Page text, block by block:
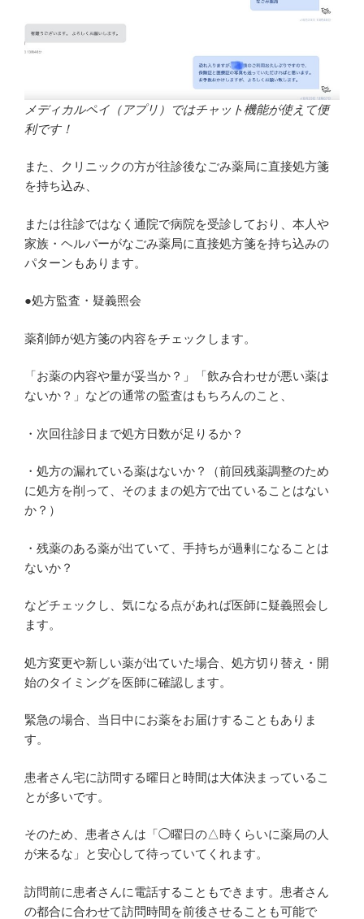
メディカルペイ（アプリ）ではチャット機能が使えて便
利です！
また、クリニックの方が往診後なごみ薬局に直接処方箋
を持ち込み、
または往診ではなく通院で病院を受診しており、本人や
家族・ヘルパーがなごみ薬局に直接処方箋を持ち込みの
パターンもあります。
●処方監査・疑義照会
薬剤師が処方箋の内容をチェックします。
「お薬の内容や量が妥当か？」「飲み合わせが悪い薬は
ないか？」などの通常の監査はもちろんのこと、
・次回往診日まで処方日数が足りるか？
・処方の漏れている薬はないか？（前回残薬調整のため
に処方を削って、そのままの処方で出ていることはない
か？）
・残薬のある薬が出ていて、手持ちが過剰になることは
ないか？
などチェックし、気になる点があれば医師に疑義照会し
ます。
処方変更や新しい薬が出ていた場合、処方切り替え・開
始のタイミングを医師に確認します。
緊急の場合、当日中にお薬をお届けすることもありま
す。
患者さん宅に訪問する曜日と時間は大体決まっているこ
とが多いです。
そのため、患者さんは「◯曜日の△時くらいに薬局の人
が来るな」と安心して待っていてくれます。
訪問前に患者さんに電話することもできます。患者さん
の都合に合わせて訪問時間を前後させることも可能で